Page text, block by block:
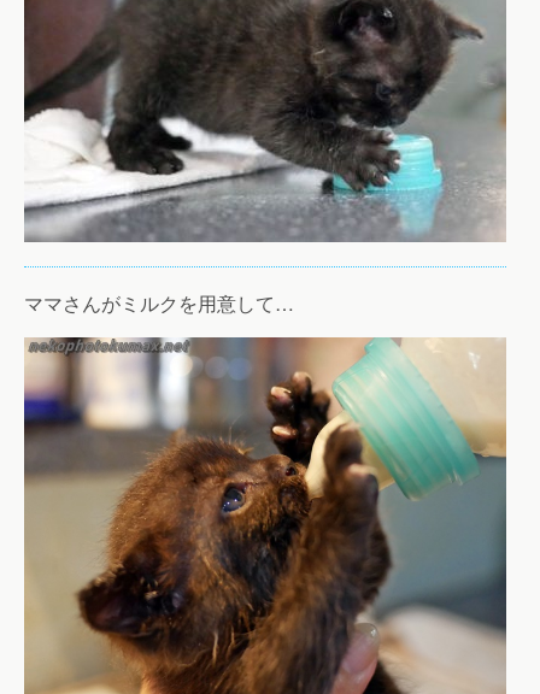
ママさんがミルクを用意して…